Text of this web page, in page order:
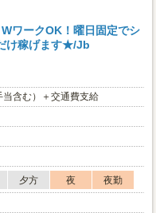
ワークOK！曜日固定でシ
け稼げます★/Jb
含む）＋交通費支給
夕方 夜
夜勤